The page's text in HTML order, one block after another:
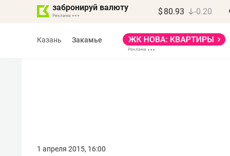
забронируй валюту $ 80.93 -0.20
Казань Закамье
1 апреля 2015, 16:00